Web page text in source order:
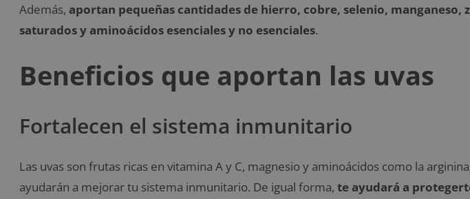
Además, aportan pequeñas cantidades de hierro, cobre, selenio, manganeso,
saturados y aminoácidos esenciales y no esenciales.
Beneficios que aportan las uvas
Fortalecen el sistema inmunitario
Las uvas son frutas ricas en vitamina A y C, magnesio y aminoácidos como la
ayudarán a mejorar tu sistema inmunitario. De igual forma, te ayudará a